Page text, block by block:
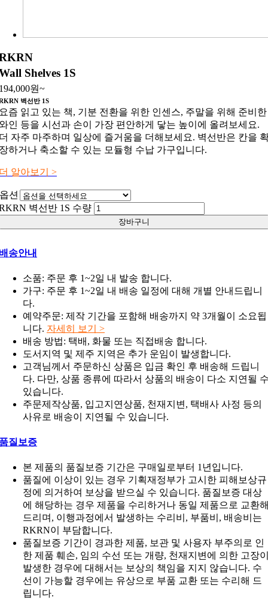
Shelves 1S
원~
벽선반 1S
즘 읽고 있는 책, 기분 전환을 위한 인센스, 주말을 위해 준비한
인 등을 시선과 손이 가장 편안하게 닿는 높이에 올려보세요.
자주 마주하며 일상에 즐거움을 더해보세요. 벽선반은 칸을
하거나 축소할 수 있는 모듈형 수납 가구입니다.
알아보기 >
옵션
벽선반 1S 수량
장바구니
송안내
소품: 주문 후 1~2일 내 발송 합니다.
가구: 주문 후 1~2일 내 배송 일정에 대해 개별 안내드립니
다.
예약주문: 제작 기간을 포함해 배송까지 약 3개월이 소요됩
니다. 자세히 보기 >
배송 방법: 택배, 화물 또는 직접배송 합니다.
도서지역 및 제주 지역은 추가 운임이 발생합니다.
고객님께서 주문하신 상품은 입금 확인 후 배송해 드립니
다. 다만, 상품 종류에 따라서 상품의 배송이 다소 지연될
있습니다.
주문제작상품, 입고지연상품, 천재지변, 택배사 사정 등의
사유로 배송이 지연될 수 있습니다.
질보증
본 제품의 품질보증 기간은 구매일로부터 1년입니다.
품질에 이상이 있는 경우 기획재정부가 고시한 피해보상규
정에 의거하여 보상을 받으실 수 있습니다. 품질보증 대상
에 해당하는 경우 제품을 수리하거나 동일 제품으로 교환
드리며, 이행과정에서 발생하는 수리비, 부품비, 배송비는
RKRN이 부담합니다.
품질보증 기간이 경과한 제품, 보관 및 사용자 부주의로 인
한 제품 훼손, 임의 수선 또는 개량, 천재지변에 의한 고장
발생한 경우에 대해서는 보상의 책임을 지지 않습니다. 수
선이 가능할 경우에는 유상으로 부품 교환 또는 수리해 드
립니다.